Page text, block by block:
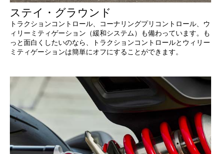
ステイ・グラウンド
トラクションコントロール、コーナリングプリコントロール、ウ
ィリーミティゲーション（緩和システム）も備わっています。も
っと面白くしたいのなら、トラクションコントロールとウィリー
ミティゲーションは簡単にオフにすることができます。